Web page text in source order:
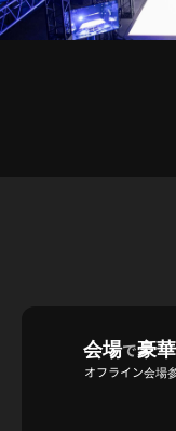
会場で豪
オフライン会場